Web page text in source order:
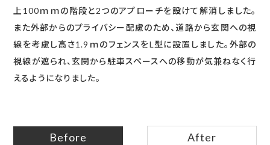
上100ｍｍの階段と2つのアプローチを設けて解消しました。
また外部からのプライバシー配慮のため、道路から玄関への視
線を考慮し高さ1.9ｍのフェンスをL型に設置しました。外部の
視線が遮られ、玄関から駐車スペースへの移動が気兼ねなく行
えるようになりました。
Before After